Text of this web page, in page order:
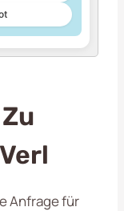
Anfrage für